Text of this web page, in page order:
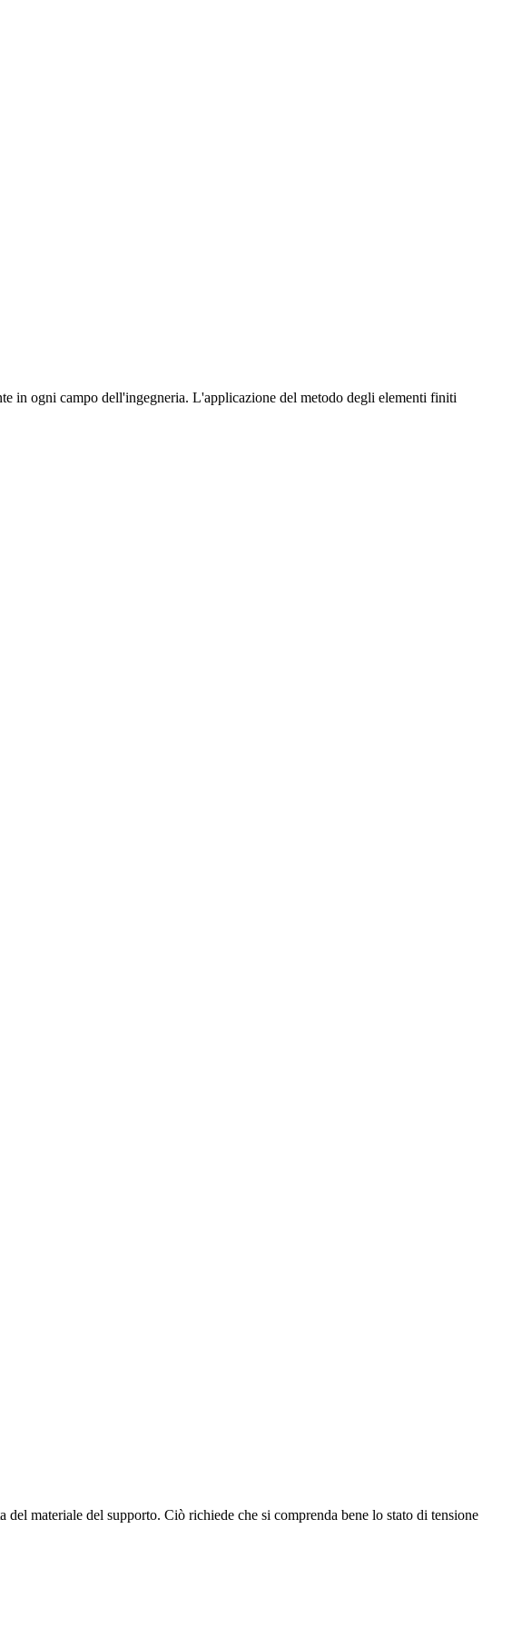
in ogni campo dell'ingegneria. L'applicazione del metodo degli elementi finiti
materiale del supporto. Ciò richiede che si comprenda bene lo stato di tensione